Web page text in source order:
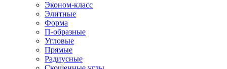
Эконом-класс
Элитные
Форма
П-образные
Угловые
Прямые
Радиусные